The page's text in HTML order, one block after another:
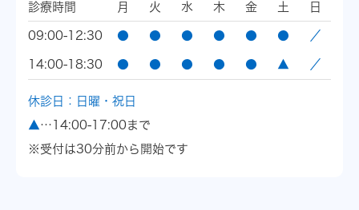
診療時間 月 火 水 木 金 土 日
09:00-12:30 ● ● ● ● ● ● ／
14:00-18:30 ● ● ● ● ● ▲ ／
休診日：日曜・祝日
▲…14:00-17:00まで
※受付は30分前から開始です